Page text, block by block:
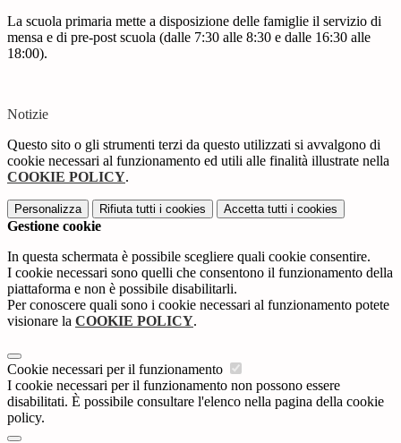
La scuola primaria mette a disposizione delle famiglie il servizio di
mensa e di pre-post scuola (dalle 7:30 alle 8:30 e dalle 16:30 alle
18:00).
Notizie
Questo sito o gli strumenti terzi da questo utilizzati si avvalgono di
cookie necessari al funzionamento ed utili alle finalità illustrate nella
COOKIE POLICY.
Personalizza Rifiuta tutti i cookies Accetta tutti i cookies
Gestione cookie
In questa schermata è possibile scegliere quali cookie consentire.
I cookie necessari sono quelli che consentono il funzionamento della
piattaforma e non è possibile disabilitarli.
Per conoscere quali sono i cookie necessari al funzionamento potete
visionare la COOKIE POLICY.
Cookie necessari per il funzionamento
I cookie necessari per il funzionamento non possono essere
disabilitati. È possibile consultare l'elenco nella pagina della cookie
policy.